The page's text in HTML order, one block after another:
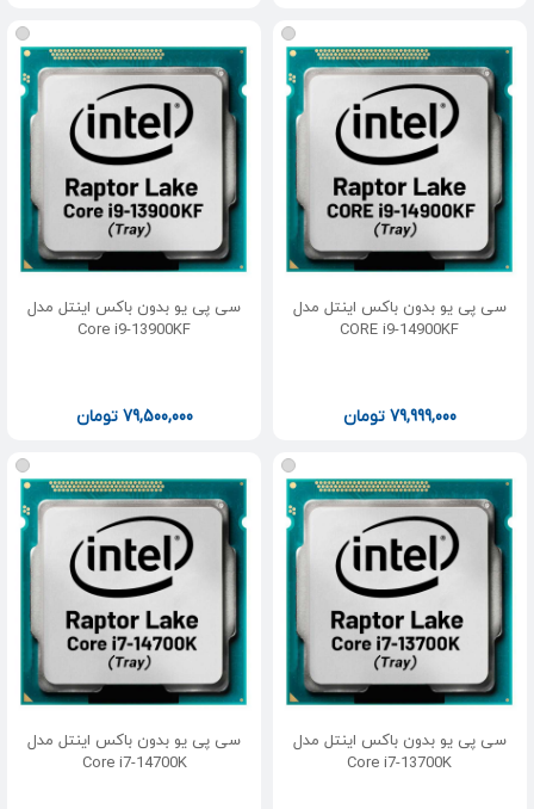
سی پی یو بدون باکس اینتل مدل
CORE i9-14900KF
79,999,000 تومان
سی پی یو بدون باکس اینتل مدل
Core i9-13900KF
79,500,000 تومان
سی پی یو بدون باکس اینتل مدل
Core i7-13700K
سی پی یو بدون باکس اینتل مدل
Core i7-14700K